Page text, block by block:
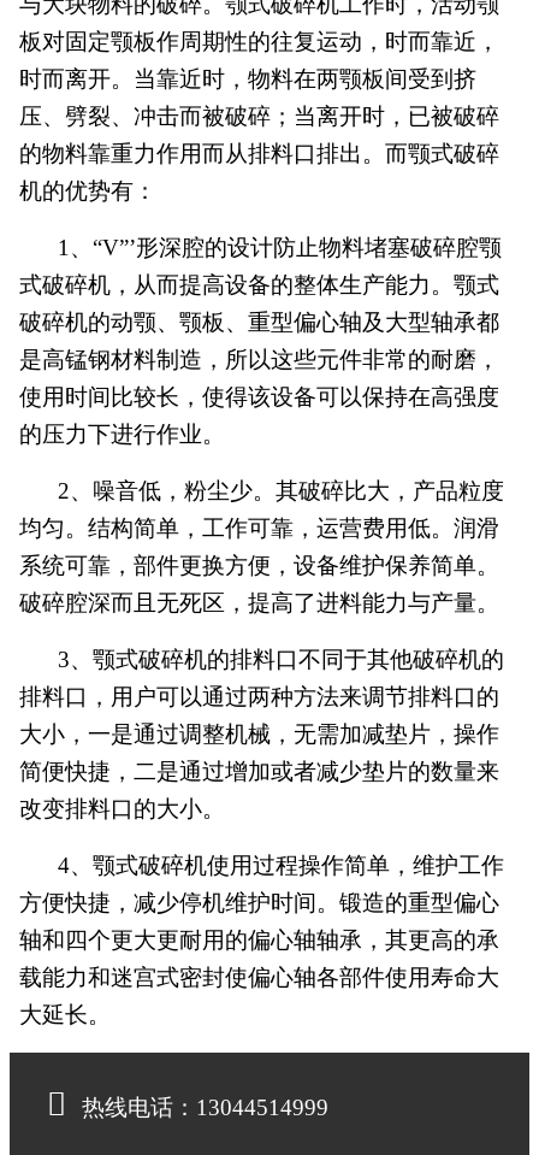
板对固定颚板作周期性的往复运动，时而靠近，
时而离开。当靠近时，物料在两颚板间受到挤
压、劈裂、冲击而被破碎；当离开时，已被破碎
的物料靠重力作用而从排料口排出。而颚式破碎
机的优势有：
1、“V”’形深腔的设计防止物料堵塞破碎腔颚
式破碎机，从而提高设备的整体生产能力。颚式
破碎机的动颚、颚板、重型偏心轴及大型轴承都
是高锰钢材料制造，所以这些元件非常的耐磨，
使用时间比较长，使得该设备可以保持在高强度
的压力下进行作业。
2、噪音低，粉尘少。其破碎比大，产品粒度
均匀。结构简单，工作可靠，运营费用低。润滑
系统可靠，部件更换方便，设备维护保养简单。
破碎腔深而且无死区，提高了进料能力与产量。
3、颚式破碎机的排料口不同于其他破碎机的
排料口，用户可以通过两种方法来调节排料口的
大小，一是通过调整机械，无需加减垫片，操作
简便快捷，二是通过增加或者减少垫片的数量来
改变排料口的大小。
4、颚式破碎机使用过程操作简单，维护工作
方便快捷，减少停机维护时间。锻造的重型偏心
轴和四个更大更耐用的偏心轴轴承，其更高的承
载能力和迷宫式密封使偏心轴各部件使用寿命大
大延长。
热线电话：13044514999